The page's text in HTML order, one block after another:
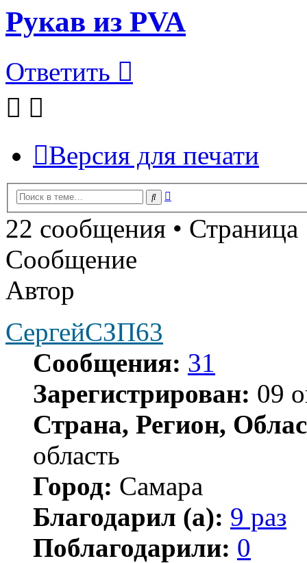
Рукав из PVA
Ответить
Версия для печати
Поиск
22 сообщения • Страница
Сообщение
Автор
СергейСЗП63
Сообщения: 31
Зарегистрирован: 09
Страна, Регион,
область
Город: Самара
Благодарил (а): 9 раз
Поблагодарили: 0